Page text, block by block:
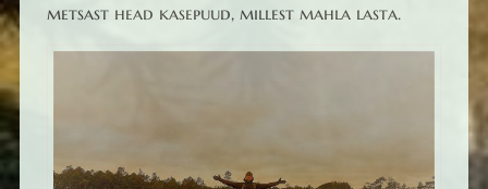
metsast head kasepuud, millest mahla lasta.